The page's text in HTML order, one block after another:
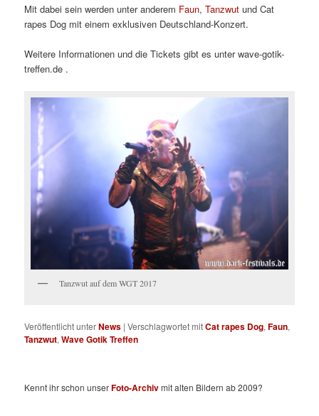
Mit dabei sein werden unter anderem Faun,Tanzwut und Cat
rapes Dog mit einem exklusiven Deutschland-Konzert.
Weitere Informationen und die Tickets gibt es unter wave-gotik-
treffen.de .
Tanzwut auf dem WGT 2017
Veröffentlicht unterNews |Verschlagwortet mitCat rapes Dog,Faun,
Tanzwut,Wave Gotik Treffen
Kennt ihr schon unserFoto-Archivmit alten Bildern ab 2009?